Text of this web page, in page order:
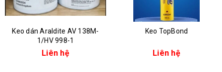
Keo dán Araldite AV 138M-
1/HV 998-1
Liên hệ
Keo TopBond
Liên hệ